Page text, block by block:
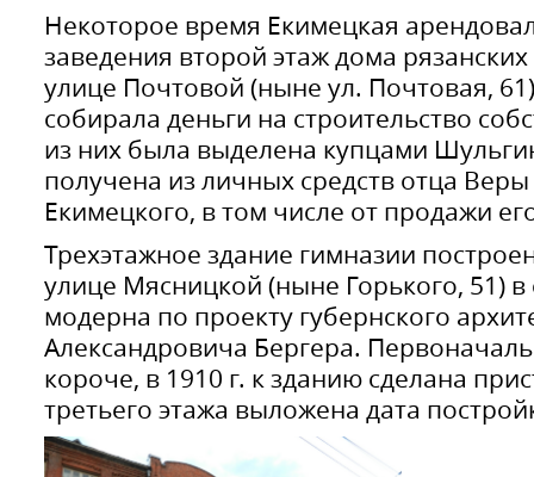
Некоторое время Екимецкая
заведения второй этаж дома
улице Почтовой (ныне ул. Почтовая,
собирала деньги на строительство
из них была выделена купцами
получена из личных средств отца
Екимецкого, в том числе от продажи
Трехэтажное здание гимназии
улице Мясницкой (ныне Горького, 51)
модерна по проекту губернского
Александровича Бергера.
короче, в 1910 г. к зданию сделана
третьего этажа выложена дата